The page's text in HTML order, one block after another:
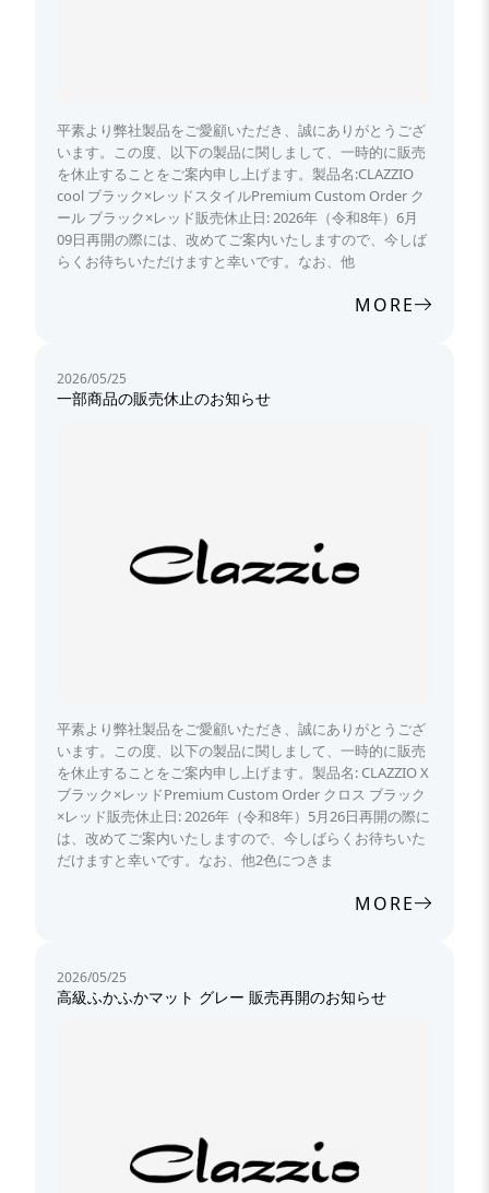
平素より弊社製品をご愛顧いただき、誠にありがとうござ
います。この度、以下の製品に関しまして、一時的に販売
を休止することをご案内申し上げます。製品名:CLAZZIO
cool ブラック×レッドスタイルPremium Custom Order ク
ール ブラック×レッド販売休止日: 2026年（令和8年）6月
09日再開の際には、改めてご案内いたしますので、今しば
らくお待ちいただけますと幸いです。なお、他
MORE
2026/05/25
一部商品の販売休止のお知らせ
平素より弊社製品をご愛顧いただき、誠にありがとうござ
います。この度、以下の製品に関しまして、一時的に販売
を休止することをご案内申し上げます。製品名: CLAZZIO X
ブラック×レッドPremium Custom Order クロス ブラック
×レッド販売休止日: 2026年（令和8年）5月26日再開の際に
は、改めてご案内いたしますので、今しばらくお待ちいた
だけますと幸いです。なお、他2色につきま
MORE
2026/05/25
高級ふかふかマット グレー 販売再開のお知らせ